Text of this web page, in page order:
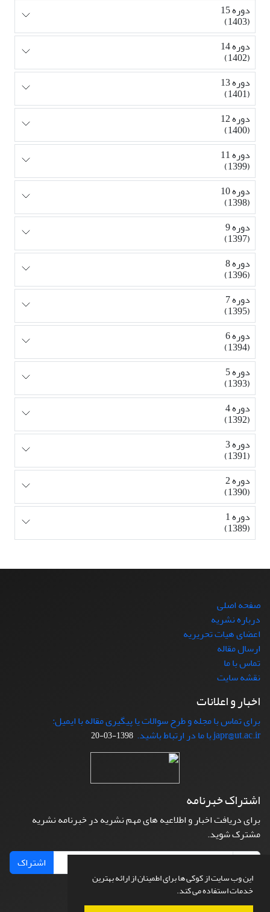
این وب سایت از کوکی ها برای اطمینان از ارائه بهترین
خدمات استفاده می کند.
دوره 15
(1403)
دوره 14
(1402)
دوره 13
(1401)
دوره 12
(1400)
دوره 11
(1399)
دوره 10
(1398)
دوره 9
(1397)
دوره 8
(1396)
دوره 7
(1395)
دوره 6
(1394)
دوره 5
(1393)
دوره 4
(1392)
دوره 3
(1391)
دوره 2
(1390)
دوره 1
(1389)
صفحه اصلی
درباره نشریه
اعضای هیات تحریریه
ارسال مقاله
تماس با ما
نقشه سایت
اخبار و اعلانات
برای تماس با مجله و طرح سوالات یا پیگیری مقاله با ایمیل:
japr@ut.ac.ir با ما در ارتباط باشید.
1398-03-20
اشتراک خبرنامه
برای دریافت اخبار و اطلاعیه های مهم نشریه در خبرنامه نشریه
مشترک شوید.
اشتراک